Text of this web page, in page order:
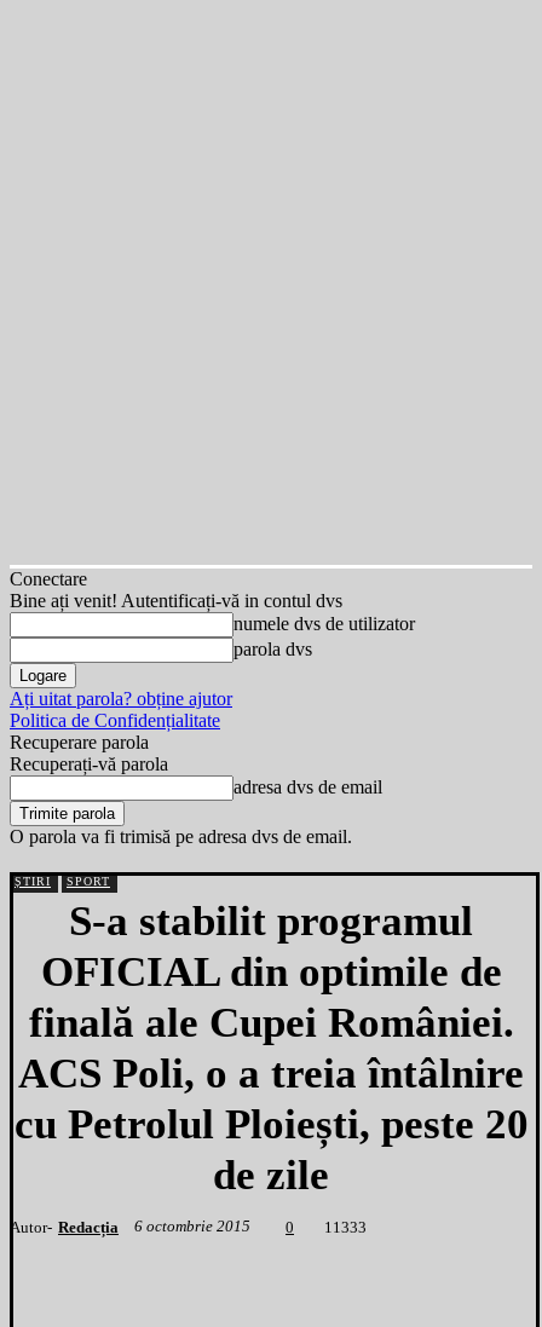
Conectare
Bine ați venit! Autentificați-vă in contul dvs
numele dvs de utilizator
parola dvs
Ați uitat parola? obține ajutor
Politica de Confidențialitate
Recuperare parola
Recuperați-vă parola
adresa dvs de email
O parola va fi trimisă pe adresa dvs de email.
ȘTIRI SPORT
S-a stabilit programul
OFICIAL din optimile de
finală ale Cupei României.
ACS Poli, o a treia întâlnire
cu Petrolul Ploiești, peste 20
de zile
Autor- Redacția 6 octombrie 2015 0 1 1333